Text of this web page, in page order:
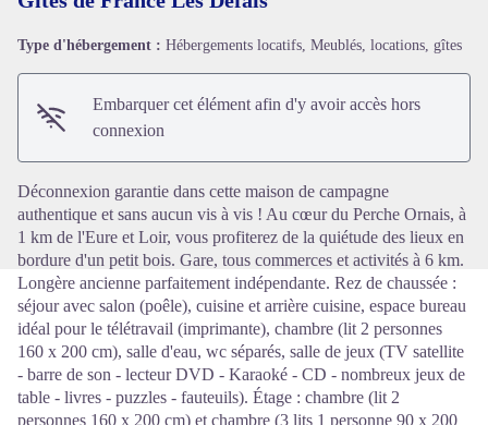
Voir l'image en plein écran
Type d'hébergement : Hébergements locatifs, Meublés, locations, gîtes
Embarquer cet élément afin d'y avoir accès hors
connexion
Déconnexion garantie dans cette maison de campagne
authentique et sans aucun vis à vis ! Au cœur du Perche Ornais, à
1 km de l'Eure et Loir, vous profiterez de la quiétude des lieux en
bordure d'un petit bois. Gare, tous commerces et activités à 6 km.
Longère ancienne parfaitement indépendante. Rez de chaussée :
séjour avec salon (poêle), cuisine et arrière cuisine, espace bureau
idéal pour le télétravail (imprimante), chambre (lit 2 personnes
160 x 200 cm), salle d'eau, wc séparés, salle de jeux (TV satellite
- barre de son - lecteur DVD - Karaoké - CD - nombreux jeux de
table - livres - puzzles - fauteuils). Étage : chambre (lit 2
personnes 160 x 200 cm) et chambre (3 lits 1 personne 90 x 200